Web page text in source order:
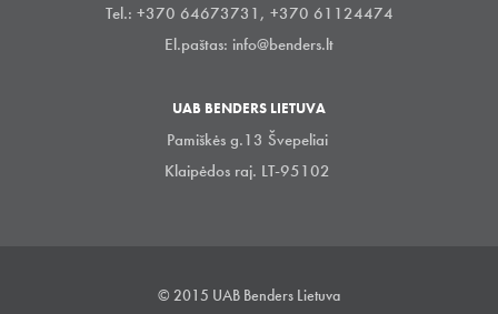
Tel.: +370 64673731, +370 61124474
El.paštas: info@benders.lt
UAB BENDERS LIETUVA
Pamiškės g.13 Švepeliai
Klaipėdos raj. LT-95102
© 2015 UAB Benders Lietuva